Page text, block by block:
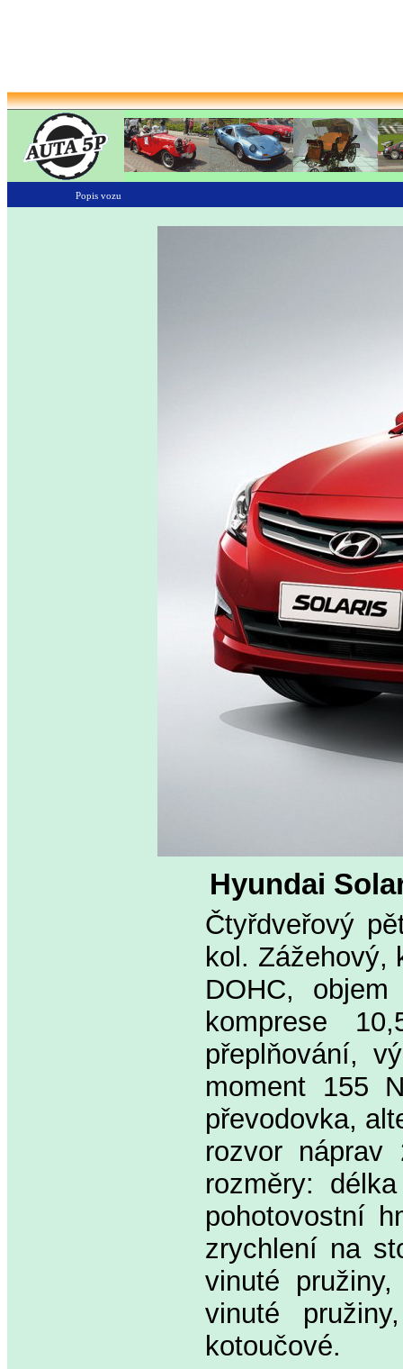
Popis vozu
Hyundai
Čtyřdveřový
kol. Zážehový,
DOHC,
komprese
přeplňování,
moment 155
převodovka,
rozvor
rozměry:
pohotovostní
zrychlení na
vinuté
vinuté
kotoučové.